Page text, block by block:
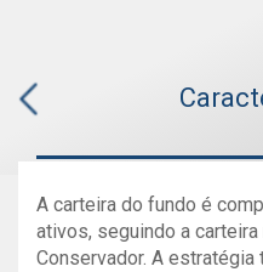
A carteira do fundo é
ativos, seguindo a
Conservador. A estratégia